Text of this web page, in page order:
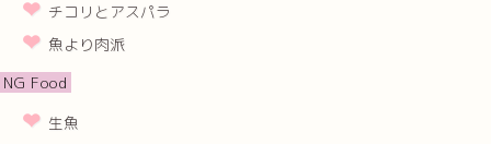
チコリとアスパラ
魚より肉派
NG Food
生魚